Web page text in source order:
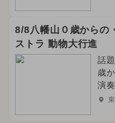
8/8八幡山０歳からの
ストラ 動物大行進
話
歳
演